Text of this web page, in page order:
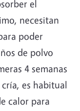
el
necesitan
poder
de polvo
4 semanas
es habitual
calor para